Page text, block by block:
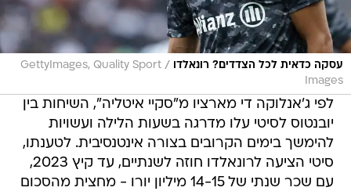
עסקה כדאית לכל הצדדים? רונאלדו /
GettyImages, Quality Sport
Images
לפי ג'אנלוקה די מארציו מ"סקיי איטליה", השיחות בין
יובנטוס לסיטי עלו מדרגה בשעות הלילה ועשויות
להימשך בימים הקרובים בצורה אינטנסיבית. לטענתו,
סיטי הציעה לרונאלדו חוזה לשנתיים, עד קיץ 2023,
עם שכר שנתי של 14-15 מיליון יורו - מחצית מהסכום